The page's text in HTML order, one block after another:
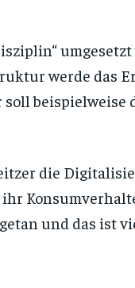
werde das
beispielweise
die
und das ist